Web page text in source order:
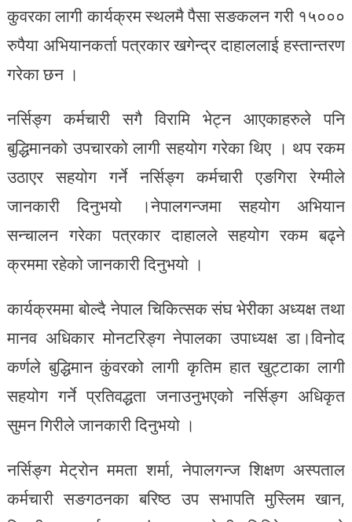
कुवरका लागी कार्यक्रम स्थलमै पैसा सङकलन गरी १५०००
रुपैया अभियानकर्ता पत्रकार खगेन्द्र दाहाललाई हस्तान्तरण
गरेका छन ।
नर्सिङ्ग कर्मचारी सगै विरामि भेट्न आएकाहरुले पनि
बुद्धिमानको उपचारको लागी सहयोग गरेका थिए । थप रकम
उठाएर सहयोग गर्ने नर्सिङ्ग कर्मचारी एङगिरा रेग्मीले
जानकारी दिनुभयो ।नेपालगन्जमा सहयोग अभियान
सन्चालन गरेका पत्रकार दाहालले सहयोग रकम बढ्ने
क्रममा रहेको जानकारी दिनुभयो ।
कार्यक्रममा बोल्दै नेपाल चिकित्सक संघ भेरीका अध्यक्ष तथा
मानव अधिकार मोनटरिङ्ग नेपालका उपाध्यक्ष डा।विनोद
कर्णले बुद्धिमान कुंवरको लागी कृतिम हात खुट्टाका लागी
सहयोग गर्ने प्रतिवद्धता जनाउनुभएको नर्सिङ्ग अधिकृत
सुमन गिरीले जानकारी दिनुभयो ।
नर्सिङ्ग मेट्रोन ममता शर्मा, नेपालगन्ज शिक्षण अस्पताल
कर्मचारी सङगठनका बरिष्ठ उप सभापति मुस्लिम खान,